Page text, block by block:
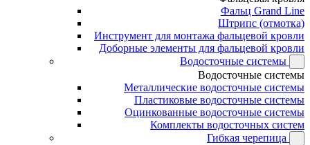
Фальц Grand Line
Штрипс (отмотка)
Инструмент для монтажа фальцевой кровли
Доборные элементы для фальцевой кровли
Водосточные системы
Водосточные системы
Металлические водосточные системы
Пластиковые водосточные системы
Оцинкованные водосточные системы
Комплекты водосточных систем
Гибкая черепица